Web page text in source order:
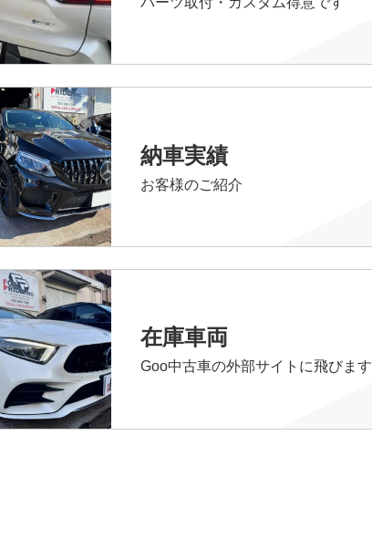
納車実績
お客様のご紹介
在庫車両
Goo中古車の外部サイトに飛びます